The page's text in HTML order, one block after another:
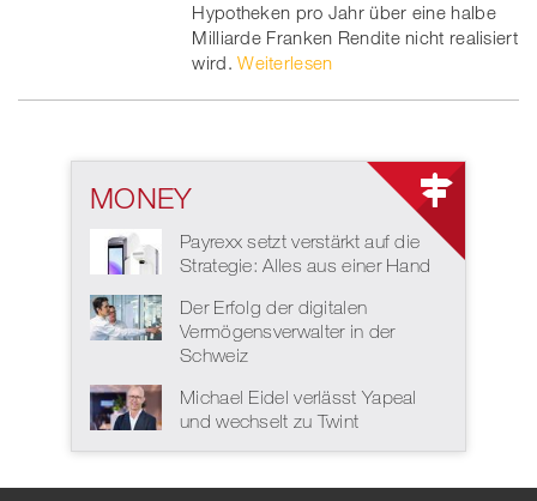
Hypotheken pro Jahr über eine halbe
Milliarde Franken Rendite nicht realisiert
wird. Weiterlesen
MONEY
Payrexx setzt verstärkt auf die
Strategie: Alles aus einer Hand
Der Erfolg der digitalen
Vermögensverwalter in der
Schweiz
Michael Eidel verlässt Yapeal
und wechselt zu Twint